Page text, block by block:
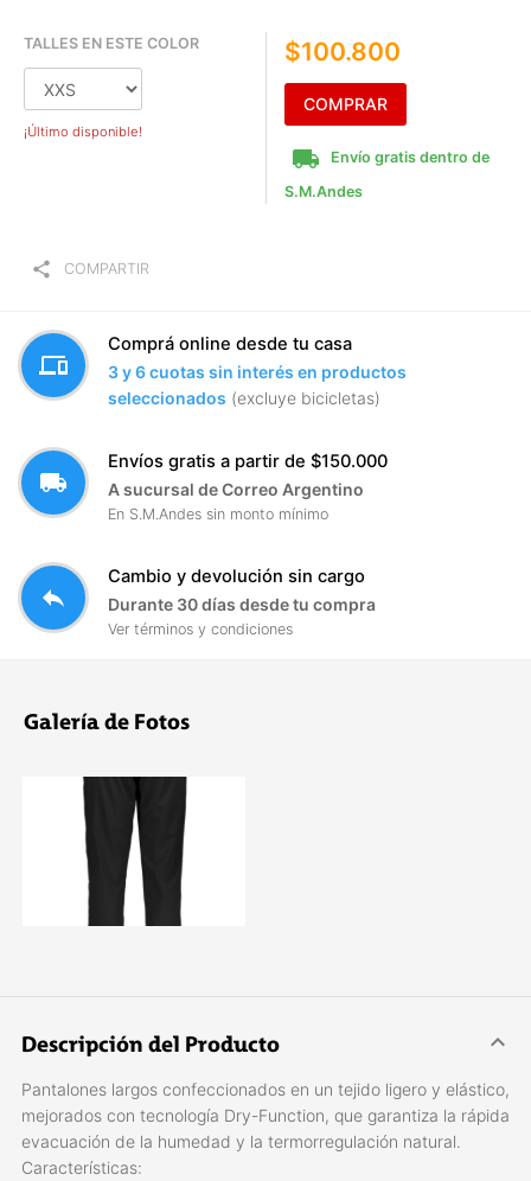
TALLES EN ESTE COLOR
¡Último disponible!
$100.800
COMPRAR
local_shipping
Envío gratis dentro de
S.M.Andes
share COMPARTIR
devices
Comprá online desde tu casa
3 y 6 cuotas sin interés en productos
seleccionados (excluye bicicletas)
local_shipping
Envíos gratis a partir de $150.000
A sucursal de Correo Argentino
En S.M.Andes sin monto mínimo
reply
Cambio y devolución sin cargo
Durante 30 días desde tu compra
Ver términos y condiciones
Galería de Fotos
Descripción del Producto
Pantalones largos confeccionados en un tejido ligero y elástico,
mejorados con tecnología Dry-Function, que garantiza la rápida
evacuación de la humedad y la termorregulación natural.
Características: